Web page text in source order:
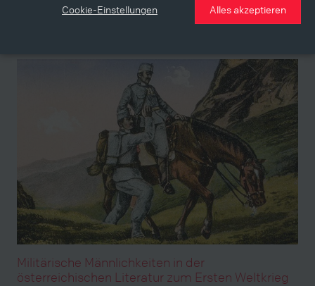
Militärische Männlichkeiten in der
österreichischen Literatur zum Ersten Weltkrieg
Cookie-Einstellungen Alles akzeptieren